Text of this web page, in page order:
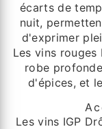
écarts de
nuit,
d'exprimer
Les vins
robe
d'épices, et
Les vins IGP